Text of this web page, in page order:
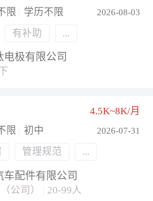
限 学历不限 2026-08-03
有补助 ...
极有限公司
4.5K~8K/月
限 初中 2026-07-31
管理规范 ...
车配件有限公司
公司） 20-99人